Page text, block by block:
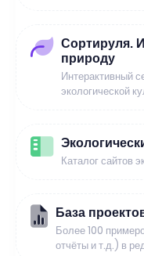
Сортируля.
природу
Интерактивный
экологической
Каталог сайтов
База
Более 100
отчёты и т.д.) в